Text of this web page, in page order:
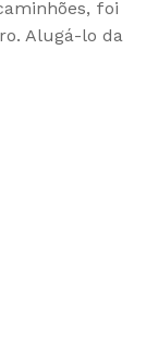
foi
Alugá-lo da